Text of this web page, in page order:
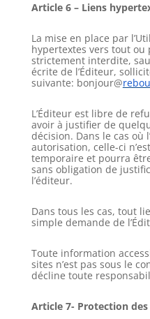
Article 6 – Liens
La mise en place par
hypertextes vers tout ou
strictement interdite,
écrite de l’Éditeur,
suivante: bonjour@
L’Éditeur est libre de
avoir à justifier de
décision. Dans le cas où
autorisation, celle-ci
temporaire et pourra
sans obligation de
l’éditeur.
Dans tous les cas, tout
simple demande de
Toute information
sites n’est pas sous le
décline toute
Article 7- Protection